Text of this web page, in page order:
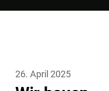
26. April 2025